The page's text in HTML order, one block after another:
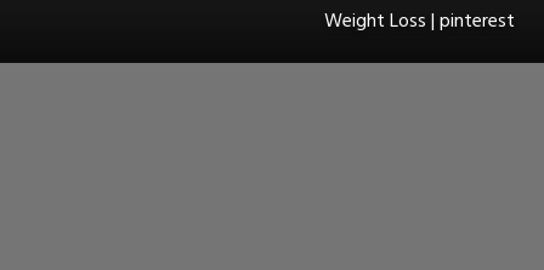
Weight Loss | pinterest